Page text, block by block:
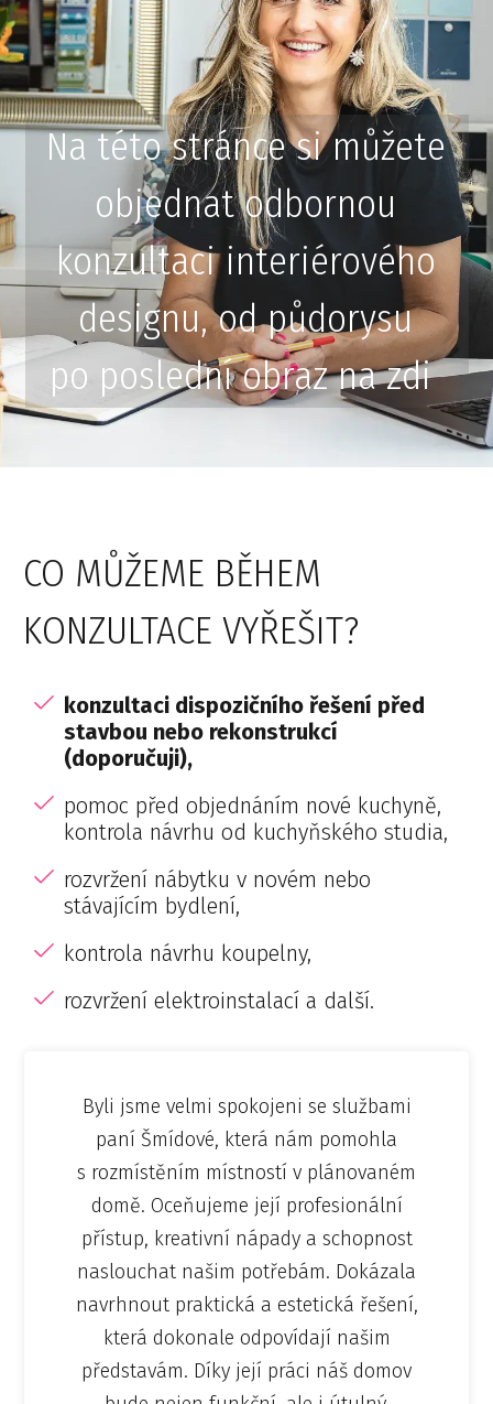
Na této stránce si můžete
objednat odbornou
konzultaci interiérového
designu, od půdorysu
po poslední obraz na zdi
CO MŮŽEME BĚHEM
KONZULTACE VYŘEŠIT?
konzultaci dispozičního řešení před
stavbou nebo rekonstrukcí
(doporučuji),
pomoc před objednáním nové kuchyně,
kontrola návrhu od kuchyňského studia,
rozvržení nábytku v novém nebo
stávajícím bydlení,
kontrola návrhu koupelny,
rozvržení elektroinstalací a další.
Byli jsme velmi spokojeni se službami
paní Šmídové, která nám pomohla
s rozmístěním místností v plánovaném
domě. Oceňujeme její profesionální
přístup, kreativní nápady a schopnost
naslouchat našim potřebám. Dokázala
navrhnout praktická a estetická řešení,
která dokonale odpovídají našim
představám. Díky její práci náš domov